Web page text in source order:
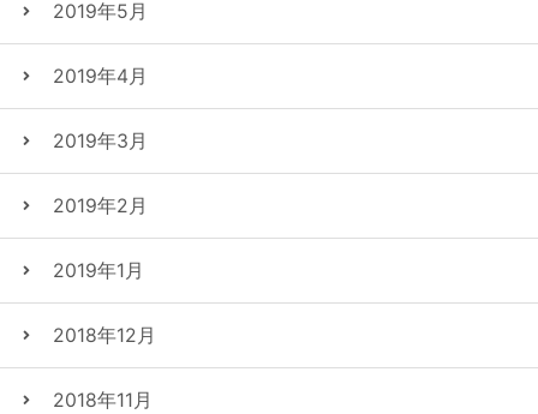
2019年5月
2019年4月
2019年3月
2019年2月
2019年1月
2018年12月
2018年11月